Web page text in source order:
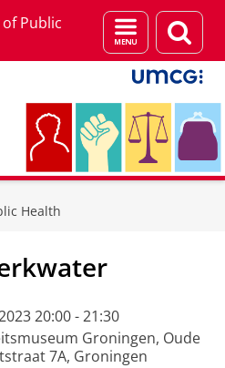
Public
Menu
en
zoeken
Health
20:00 - 21:30
Groningen, Oude
7A, Groningen